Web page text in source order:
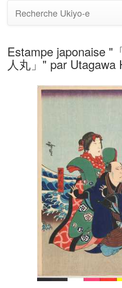
Recherche Ukiyo-e
Estampe japonaise "
人丸」" par Utagawa